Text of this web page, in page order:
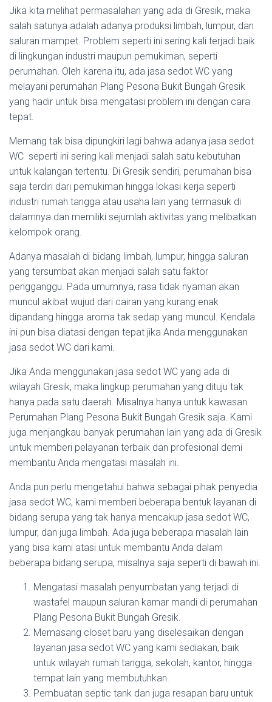
Jika kita melihat permasalahan yang ada di Gresik, maka
salah satunya adalah adanya produksi limbah, lumpur, dan
saluran mampet. Problem seperti ini sering kali terjadi baik
di lingkungan industri maupun pemukiman, seperti
perumahan. Oleh karena itu, ada jasa sedot WC yang
melayani perumahan Plang Pesona Bukit Bungah Gresik
yang hadir untuk bisa mengatasi problem ini dengan cara
tepat.
Memang tak bisa dipungkiri lagi bahwa adanya jasa sedot
WC seperti ini sering kali menjadi salah satu kebutuhan
untuk kalangan tertentu. Di Gresik sendiri, perumahan bisa
saja terdiri dari pemukiman hingga lokasi kerja seperti
industri rumah tangga atau usaha lain yang termasuk di
dalamnya dan memiliki sejumlah aktivitas yang melibatkan
kelompok orang.
Adanya masalah di bidang limbah, lumpur, hingga saluran
yang tersumbat akan menjadi salah satu faktor
pengganggu. Pada umumnya, rasa tidak nyaman akan
muncul akibat wujud dari cairan yang kurang enak
dipandang hingga aroma tak sedap yang muncul. Kendala
ini pun bisa diatasi dengan tepat jika Anda menggunakan
jasa sedot WC dari kami.
Jika Anda menggunakan jasa sedot WC yang ada di
wilayah Gresik, maka lingkup perumahan yang dituju tak
hanya pada satu daerah. Misalnya hanya untuk kawasan
Perumahan Plang Pesona Bukit Bungah Gresik saja. Kami
juga menjangkau banyak perumahan lain yang ada di Gresik
untuk memberi pelayanan terbaik dan profesional demi
membantu Anda mengatasi masalah ini.
Anda pun perlu mengetahui bahwa sebagai pihak penyedia
jasa sedot WC, kami memberi beberapa bentuk layanan di
bidang serupa yang tak hanya mencakup jasa sedot WC,
lumpur, dan juga limbah. Ada juga beberapa masalah lain
yang bisa kami atasi untuk membantu Anda dalam
beberapa bidang serupa, misalnya saja seperti di bawah ini.
Mengatasi masalah penyumbatan yang terjadi di
wastafel maupun saluran kamar mandi di perumahan
Plang Pesona Bukit Bungah Gresik.
Memasang closet baru yang diselesaikan dengan
layanan jasa sedot WC yang kami sediakan, baik
untuk wilayah rumah tangga, sekolah, kantor, hingga
tempat lain yang membutuhkan.
Pembuatan septic tank dan juga resapan baru untuk